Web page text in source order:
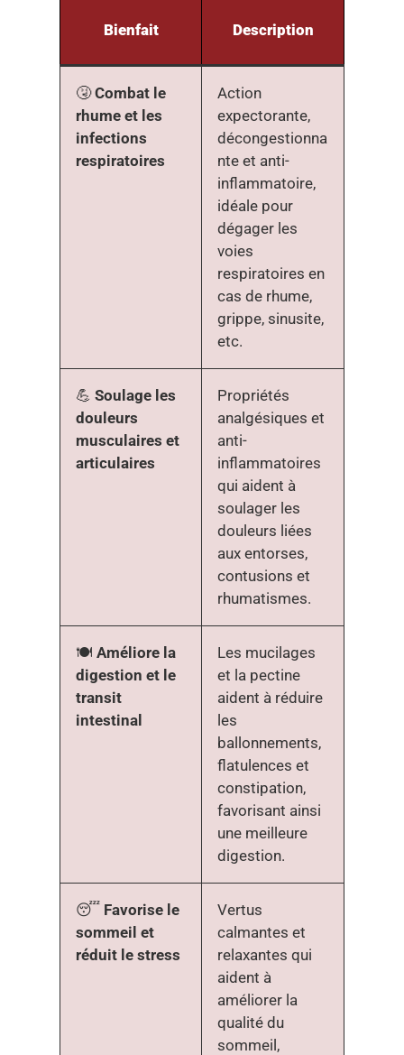
Bienfait Description
🤧Combat le
rhume et les
infections
respiratoires
Action
expectorante,
décongestionna
nte et anti-
inflammatoire,
idéale pour
dégager les
voies
respiratoires en
cas de rhume,
grippe, sinusite,
etc.
💪Soulage les
douleurs
musculaires et
articulaires
Propriétés
analgésiques et
anti-
inflammatoires
qui aident à
soulager les
douleurs liées
aux entorses,
contusions et
rhumatismes.
🍽️Améliore la
digestion et le
transit
intestinal
Les mucilages
et la pectine
aident à réduire
les
ballonnements,
flatulences et
constipation,
favorisant ainsi
une meilleure
digestion.
😴 Favorise le
sommeil et
réduit le stress
Vertus
calmantes et
relaxantes qui
aident à
améliorer la
qualité du
sommeil,